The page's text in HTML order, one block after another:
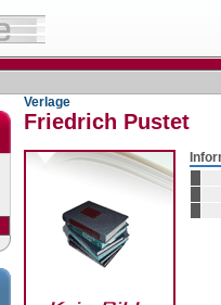
Verlage
Friedrich Pustet